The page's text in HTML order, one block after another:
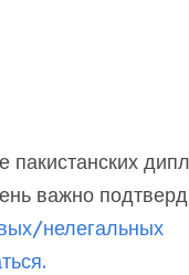
пакистанских
важно
нелегальных